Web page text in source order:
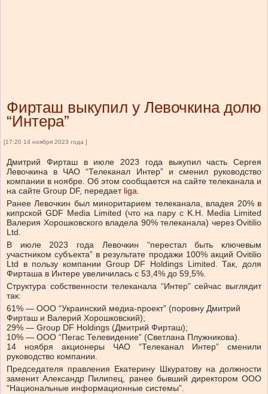
Фирташ выкупил у Левочкина долю
“Интера”
[17:20 14 ноября 2023 года ]
Дмитрий Фирташ в июле 2023 года выкупил часть Сергея
Левочкина в ЧАО “Телеканал Интер” и сменил руководство
компании в ноябре. Об этом сообщается на сайте телеканала и
на сайте Group DF, передает liga.
Ранее Левочкин был миноритарием телеканала, владея 20% в
кипрской GDF Media Limited (что на пару с K.H. Media Limited
Валерия Хорошковского владела 90% телеканала) через Ovitilio
Ltd.
В июле 2023 года Левочкин “перестал быть ключевым
участником субъекта” в результате продажи 100% акций Ovitilio
Ltd в пользу компании Group DF Holdings Limited. Так, доля
Фирташа в Интере увеличилась с 53,4% до 59,5%.
Структура собственности телеканала “Интер” сейчас выглядит
так:
61% — ООО “Украинский медиа-проект” (поровну Дмитрий
Фирташ и Валерий Хорошковский);
29% — Group DF Holdings (Дмитрий Фирташ);
10% — ООО “Пегас Телевидение” (Светлана Плужникова).
14 ноября акционеры ЧАО “Телеканал Интер” сменили
руководство компании.
Председателя правления Екатерину Шкуратову на должности
заменит Александр Пилипец, ранее бывший директором ООО
“Национальные информационные системы”.